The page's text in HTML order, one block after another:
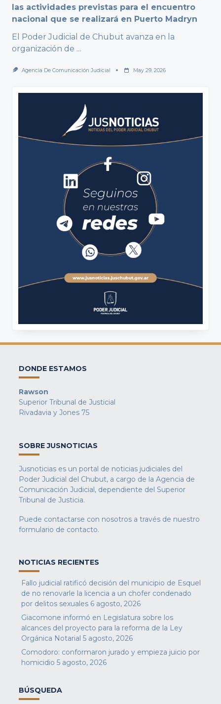
las actividades previstas para el encuentro
nacional que se realizará en Puerto Madryn
El Poder Judicial de Chubut avanza en la
organización de ...
Agencia De Comunicación Judicial May 29, 2026
DONDE ESTAMOS
Rawson
Superior Tribunal de Justicial
Rivadavia y Jones 75
SOBRE JUSNOTICIAS
Jusnoticias es un portal de noticias judiciales del
Poder Judicial del Chubut, a cargo de la Agencia de
Comunicación Judicial, dependiente del Superior
Tribunal de Justicia.
Puede contactarse con nosotros a través de nuestro
formulario de contacto.
NOTICIAS RECIENTES
Fallo judicial ratificó decisión del municipio de Esquel
de no renovarle la licencia a un chofer condenado
por delitos sexuales 6 agosto, 2026
Giacomone informó en Legislatura sobre los
alcances del proyecto para la reforma de la Ley
Orgánica Notarial 5 agosto, 2026
Comodoro: conformaron jurado y empieza juicio por
homicidio 5 agosto, 2026
BÚSQUEDA